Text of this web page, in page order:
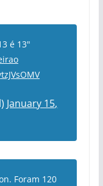
é 13"
January 15,
Foram 120